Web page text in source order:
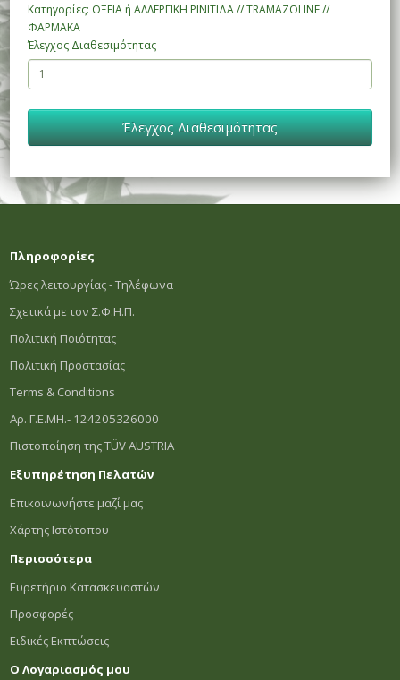
Κατηγορίες: ΟΞΕΙΑ ή ΑΛΛΕΡΓΙΚΗ ΡΙΝΙΤΙΔΑ // TRAMAZOLINE //
ΦΑΡΜΑΚΑ
Έλεγχος Διαθεσιμότητας
Έλεγχος Διαθεσιμότητας
Πληροφορίες
Ώρες λειτουργίας - Τηλέφωνα
Σχετικά με τον Σ.Φ.Η.Π.
Πολιτική Ποιότητας
Πολιτική Προστασίας
Terms & Conditions
Αρ. Γ.Ε.ΜΗ.- 124205326000
Πιστοποίηση της TÜV AUSTRIA
Εξυπηρέτηση Πελατών
Επικοινωνήστε μαζί μας
Χάρτης Ιστότοπου
Περισσότερα
Ευρετήριο Κατασκευαστών
Προσφορές
Ειδικές Εκπτώσεις
Ο Λογαριασμός μου